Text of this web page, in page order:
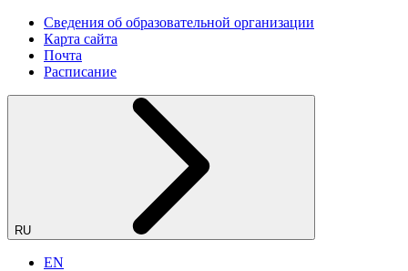
Сведения об образовательной организации
Карта сайта
Почта
Расписание
RU
EN